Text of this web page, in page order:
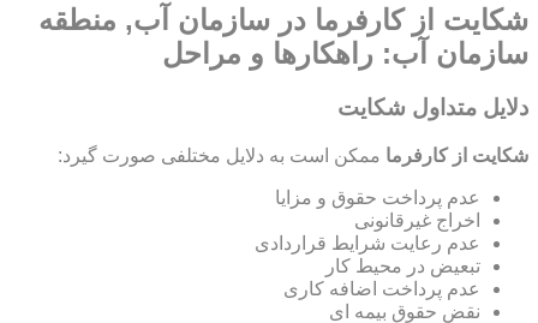
شکایت از کارفرما در سازمان آب, منطقه
سازمان آب: راهکارها و مراحل
دلایل متداول شکایت
شکایت از کارفرما ممکن است به دلایل مختلفی صورت گیرد:
عدم پرداخت حقوق و مزایا
اخراج غیرقانونی
عدم رعایت شرایط قراردادی
تبعیض در محیط کار
عدم پرداخت اضافه کاری
نقض حقوق بیمه ای